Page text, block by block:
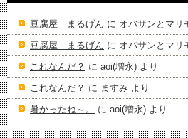
豆腐屋 まるげん に オバサンとマリ
豆腐屋 まるげん に オバサンとマリ
これなんだ？ に aoi(増永) より
これなんだ？ に ますみ より
暑かったね～。
に aoi(増永) より